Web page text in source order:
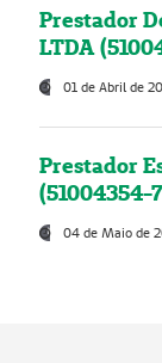
Prestador
LTDA
01 de Abril de
Prestador
(51004354-
04 de Maio de